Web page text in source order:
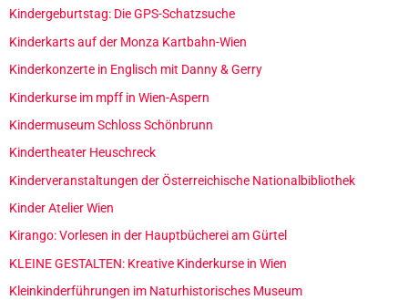
Kindergeburtstag: Die GPS-Schatzsuche
Kinderkarts auf der Monza Kartbahn-Wien
Kinderkonzerte in Englisch mit Danny & Gerry
Kinderkurse im mpff in Wien-Aspern
Kindermuseum Schloss Schönbrunn
Kindertheater Heuschreck
Kinderveranstaltungen der Österreichische Nationalbibliothek
Kinder Atelier Wien
Kirango: Vorlesen in der Hauptbücherei am Gürtel
KLEINE GESTALTEN: Kreative Kinderkurse in Wien
Kleinkinderführungen im Naturhistorisches Museum